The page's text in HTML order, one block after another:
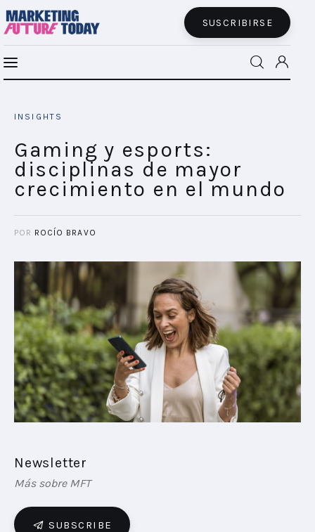
SUSCRIBIRSE
INSIGHTS
CONECTADES
PODCAST
PLAYBOOKS
NOVEDADES DE LOS MIEMBROS
INSIGHTS
Gaming y esports:
disciplinas de mayor
crecimiento en el mundo
POR ROCÍO BRAVO
Newsletter
Más sobre MFT
SUBSCRIBE